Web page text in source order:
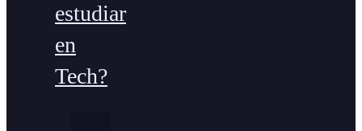
estudiar
en
Tech?